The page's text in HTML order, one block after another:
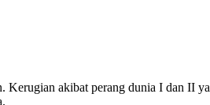
Kerugian akibat perang dunia I dan II